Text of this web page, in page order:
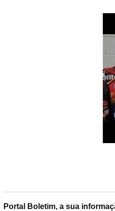
Portal Boletim, a sua